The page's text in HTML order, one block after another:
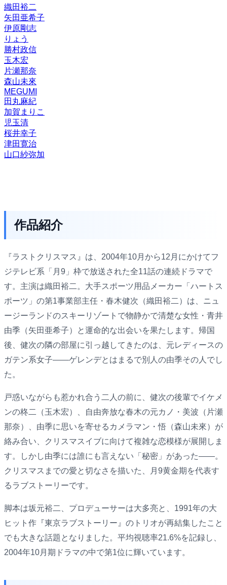
織田裕二
矢田亜希子
伊原剛志
りょう
勝村政信
玉木宏
片瀬那奈
森山未來
MEGUMI
田丸麻紀
加賀まりこ
児玉清
桜井幸子
津田寛治
山口紗弥加
作品紹介
『ラストクリスマス』は、2004年10月から12月にかけてフ
ジテレビ系「月9」枠で放送された全11話の連続ドラマで
す。主演は織田裕二。大手スポーツ用品メーカー「ハートス
ポーツ」の第1事業部主任・春木健次（織田裕二）は、ニュ
ージーランドのスキーリゾートで物静かで清楚な女性・青井
由季（矢田亜希子）と運命的な出会いを果たします。帰国
後、健次の隣の部屋に引っ越してきたのは、元レディースの
ガテン系女子――ゲレンデとはまるで別人の由季その人でし
た。
戸惑いながらも惹かれ合う二人の前に、健次の後輩でイケメ
ンの柊二（玉木宏）、自由奔放な春木の元カノ・美波（片瀬
那奈）、由季に思いを寄せるカメラマン・悟（森山未來）が
絡み合い、クリスマスイブに向けて複雑な恋模様が展開しま
す。しかし由季には誰にも言えない「秘密」があった――。
クリスマスまでの愛と切なさを描いた、月9黄金期を代表す
るラブストーリーです。
脚本は坂元裕二、プロデューサーは大多亮と、1991年の大
ヒット作『東京ラブストーリー』のトリオが再結集したこと
でも大きな話題となりました。平均視聴率21.6%を記録し、
2004年10月期ドラマの中で第1位に輝いています。